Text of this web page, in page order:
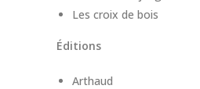
Les croix de bois
Éditions
Arthaud